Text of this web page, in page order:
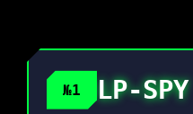
№1 LP-SPY